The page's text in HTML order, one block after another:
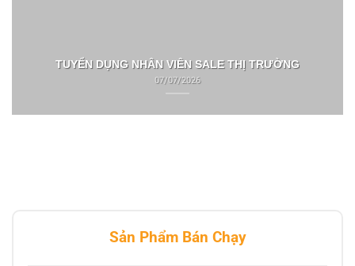
TUYỂN DỤNG NHÂN VIÊN SALE THỊ TRƯỜNG
07/07/2026
Sản Phẩm Bán Chạy